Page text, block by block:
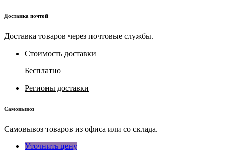
Доставка почтой
Доставка товаров через почтовые службы.
Стоимость доставки
Бесплатно
Регионы доставки
Самовывоз
Самовывоз товаров из офиса или со склада.
Уточнить цену